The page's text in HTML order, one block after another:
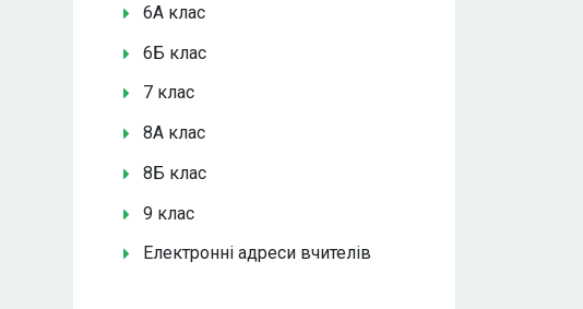
6А клас
6Б клас
7 клас
8А клас
8Б клас
9 клас
Електронні адреси вчителів